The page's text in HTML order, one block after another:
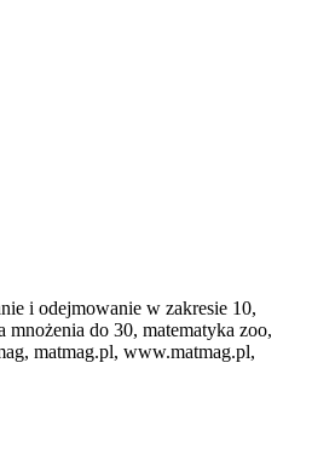
i odejmowanie w zakresie 10,
do 30, matematyka zoo,
matmag.pl, www.matmag.pl,